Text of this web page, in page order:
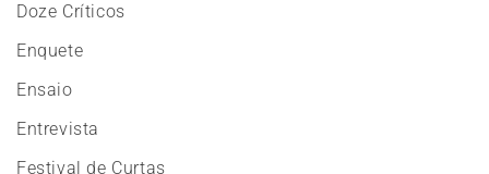
Doze Críticos
Enquete
Ensaio
Entrevista
Festival de Curtas